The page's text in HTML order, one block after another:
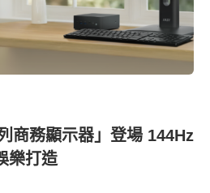
商務顯示器」登場 144Hz
樂打造